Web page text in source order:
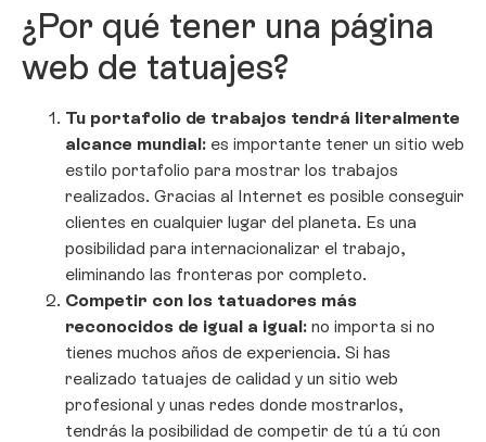
¿Por qué tener una página
web de tatuajes?
Tu portafolio de trabajos tendrá literalmente
alcance mundial: es importante tener un sitio web
estilo portafolio para mostrar los trabajos
realizados. Gracias al Internet es posible conseguir
clientes en cualquier lugar del planeta. Es una
posibilidad para internacionalizar el trabajo,
eliminando las fronteras por completo.
Competir con los tatuadores más
reconocidos de igual a igual: no importa si no
tienes muchos años de experiencia. Si has
realizado tatuajes de calidad y un sitio web
profesional y unas redes donde mostrarlos,
tendrás la posibilidad de competir de tú a tú con